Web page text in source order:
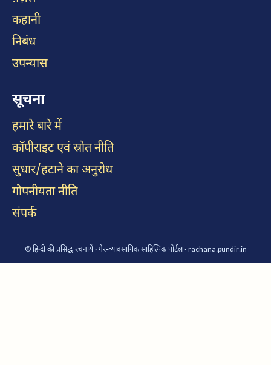
कहानी
निबंध
उपन्यास
सूचना
हमारे बारे में
कॉपीराइट एवं स्रोत नीति
सुधार/हटाने का अनुरोध
गोपनीयता नीति
संपर्क
© हिन्दी की प्रसिद्ध रचनायें · गैर-व्यावसायिक साहित्यिक पोर्टल · rachana.pundir.in